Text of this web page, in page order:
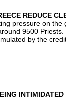
REDUCE
pressure on the
9500
by the